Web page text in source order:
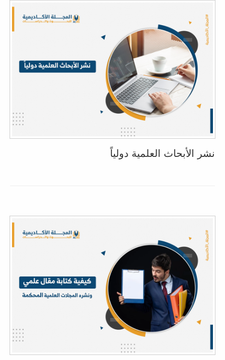
نشر الأبحاث العلمية دولياً